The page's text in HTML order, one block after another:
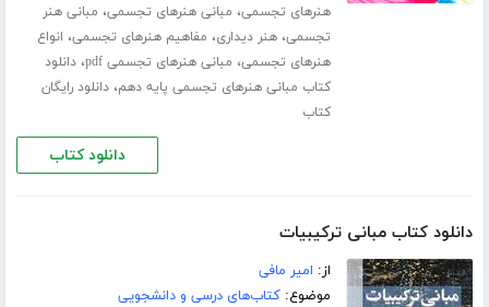
هنرهای تجسمی، مبانی هنرهای تجسمی، مبانی هنر
تجسمی،هنر دیداری، مفاهیم هنرهای تجسمی، انواع
هنرهای تجسمی، مبانی هنرهای تجسمی pdf ،دانلود
کتاب مبانی هنرهای تجسمی پایه دهم،دانلود رایگان
کتاب
دانلود کتاب
دانلود کتاب مبانی ترکیبیات
از: امیر مافی
موضوع:کتاب‌های درسی و دانشجویی